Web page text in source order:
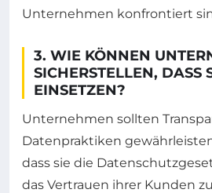
Unternehmen konfrontiert
3. WIE KÖNNEN
SICHERSTELLEN, DASS
EINSETZEN?
Unternehmen sollten
Datenpraktiken
dass sie die
das Vertrauen ihrer Kunden